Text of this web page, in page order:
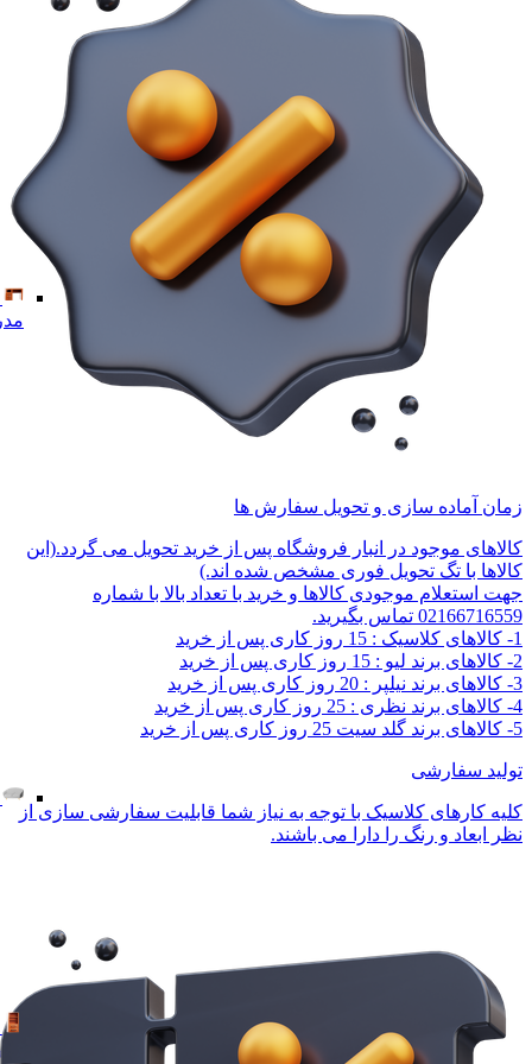
زمان آماده سازی و تحویل سفارش ها
کالاهای موجود در انبار فروشگاه پس از خرید تحویل می گردد.(این
کالاها با تگ تحویل فوری مشخص شده اند.)
جهت استعلام موجودی کالاها و خرید با تعداد بالا با شماره
02166716559 تماس بگیرید.
1- کالاهای کلاسیک : 15 روز کاری پس از خرید
2- کالاهای برند لیو : 15 روز کاری پس از خرید
3- کالاهای برند نیلپر : 20 روز کاری پس از خرید
4- کالاهای برند نظری : 25 روز کاری پس از خرید
5- کالاهای برند گلد سیت 25 روز کاری پس از خرید
تولید سفارشی
کلیه کارهای کلاسیک با توجه به نیاز شما قابلیت سفارشی سازی از
نظر ابعاد و رنگ را دارا می باشند.